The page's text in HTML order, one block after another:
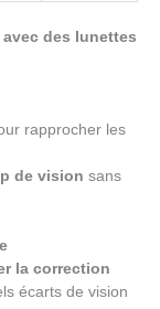
des lunettes
rapprocher les
de vision sans
la correction
écarts de vision